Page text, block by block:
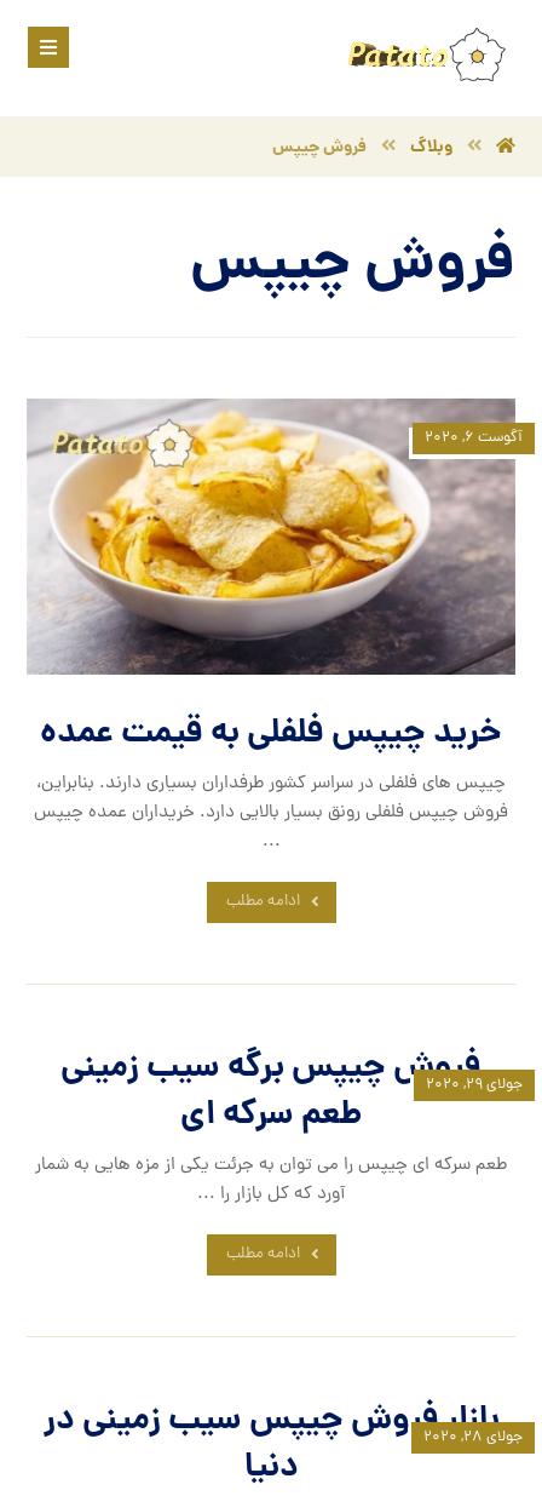
وبلاگ فروش چیپس
فروش چیپس
خرید چیپس فلفلی به قیمت عمده
آگوست ۶, ۲۰۲۰
چیپس های فلفلی در سراسر کشور طرفداران بسیاری دارند. بنابراین،
فروش چیپس فلفلی رونق بسیار بالایی دارد. خریداران عمده چیپس
...
ادامه مطلب
فروش چیپس برگه سیب زمینی
طعم سرکه ای
جولای ۲۹, ۲۰۲۰
طعم سرکه ای چیپس را می توان به جرئت یکی از مزه هایی به شمار
آورد که کل بازار را ...
ادامه مطلب
بازار فروش چیپس سیب زمینی در
دنیا
جولای ۲۸, ۲۰۲۰